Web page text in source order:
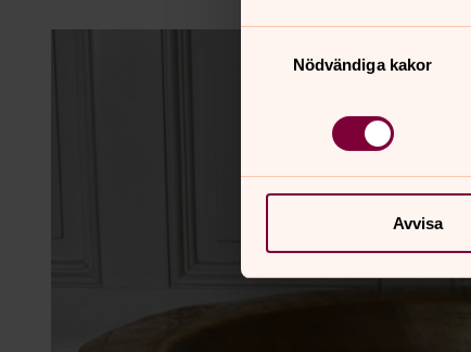
Nödvändiga kakor
Avvisa